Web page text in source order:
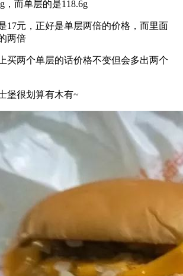
，而单层的是118.6g
17元，正好是单层两倍的价格，而里面
两倍
买两个单层的话价格不变但会多出两个
堡很划算有木有~